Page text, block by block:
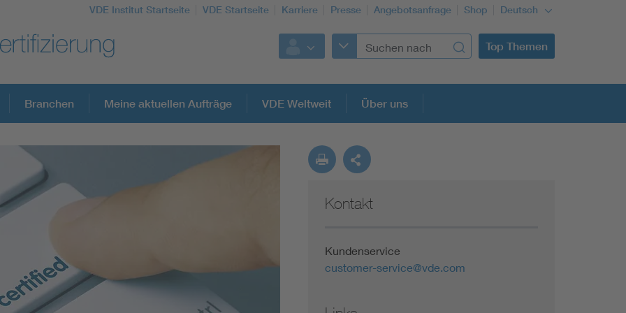
VDE Institut Startseite VDE Startseite Karriere Presse Angebotsanfrage Shop Deutsch
Top Themen
Weitere Themen
Energy efficiency
Building Services Engineering
Information and communications technology ICT
Branchen Meine aktuellen Aufträge VDE Weltweit Über uns
Kontakt
Kundenservice
customer-service@vde.com